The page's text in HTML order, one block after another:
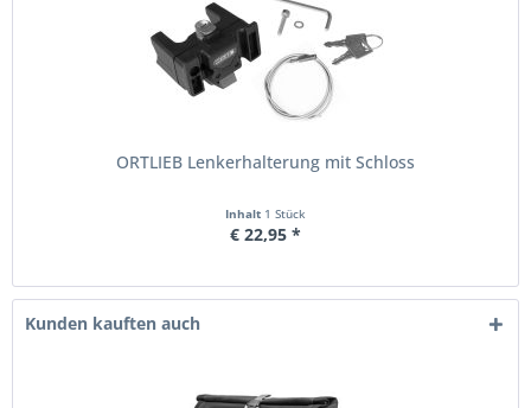
ORTLIEB Lenkerhalterung mit Schloss
Inhalt 1 Stück
€ 22,95 *
Kunden kauften auch